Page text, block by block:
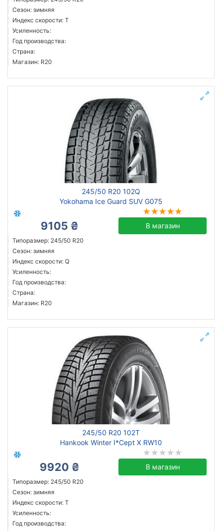
Сезон: зимняя
Индекс скорости: T
Усиленность:
Год производства:
Страна:
Магазин: R20
245/50 R20 102Q
Yokohama Ice Guard SUV G075
9105 ₴ В магазин
Типоразмер: 245/50 R20
Сезон: зимняя
Индекс скорости: Q
Усиленность:
Год производства:
Страна:
Магазин: R20
245/50 R20 102T
Hankook Winter I*Cept X RW10
9920 ₴ В магазин
Типоразмер: 245/50 R20
Сезон: зимняя
Индекс скорости: T
Усиленность:
Год производства: